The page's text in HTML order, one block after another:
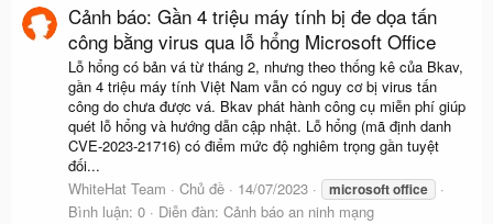
Cảnh báo: Gần 4 triệu máy tính bị đe dọa tấn
công bằng virus qua lỗ hổng Microsoft Office
Lỗ hổng có bản vá từ tháng 2, nhưng theo thống kê của Bkav,
gần 4 triệu máy tính Việt Nam vẫn có nguy cơ bị virus tấn
công do chưa được vá. Bkav phát hành công cụ miễn phí giúp
quét lỗ hổng và hướng dẫn cập nhật. Lỗ hổng (mã định danh
CVE-2023-21716) có điểm mức độ nghiêm trọng gần tuyệt
đối...
WhiteHat Team
Chủ đề 14/07/2023 microsoftoffice
Bình luận: 0 Diễn đàn: Cảnh báo an ninh mạng